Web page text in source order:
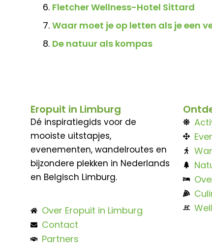
Fletcher Wellness-Hotel Sittard
Waar moet je op letten als je een
De natuur als kompas
Eropuit in Limburg
Dé inspiratiegids voor de
mooiste uitstapjes,
evenementen, wandelroutes en
bijzondere plekken in Nederlands
en Belgisch Limburg.
Over Eropuit in Limburg
Contact
Partners